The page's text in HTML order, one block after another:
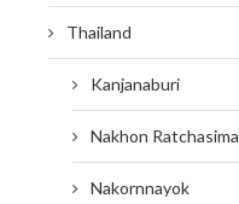
Thailand
Kanjanaburi
Nakhon Ratchasima
Nakornnayok